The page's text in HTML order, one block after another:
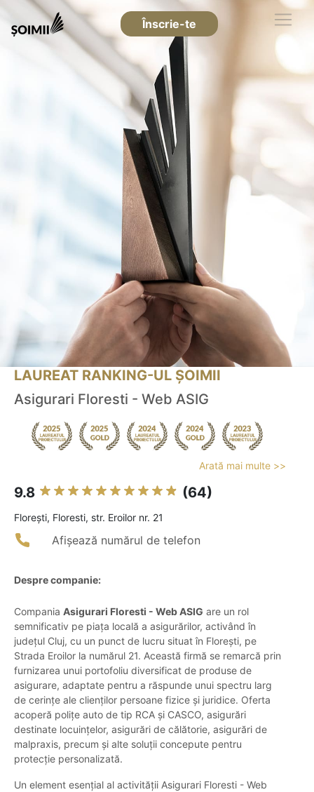
Înscrie-te
LAUREAT RANKING-UL ȘOIMII
Asigurari Floresti - Web ASIG
Arată mai multe >>
9.8 (64)
Floreşti, Floresti, str. Eroilor nr. 21
Afișează numărul de telefon
Despre companie:
Compania Asigurari Floresti - Web ASIG are un rol
semnificativ pe piața locală a asigurărilor, activând în
județul Cluj, cu un punct de lucru situat în Florești, pe
Strada Eroilor la numărul 21. Această firmă se remarcă prin
furnizarea unui portofoliu diversificat de produse de
asigurare, adaptate pentru a răspunde unui spectru larg
de cerințe ale clienților persoane fizice și juridice. Oferta
acoperă polițe auto de tip RCA și CASCO, asigurări
destinate locuințelor, asigurări de călătorie, asigurări de
malpraxis, precum și alte soluții concepute pentru
protecție personalizată.
Un element esențial al activității Asigurari Floresti - Web